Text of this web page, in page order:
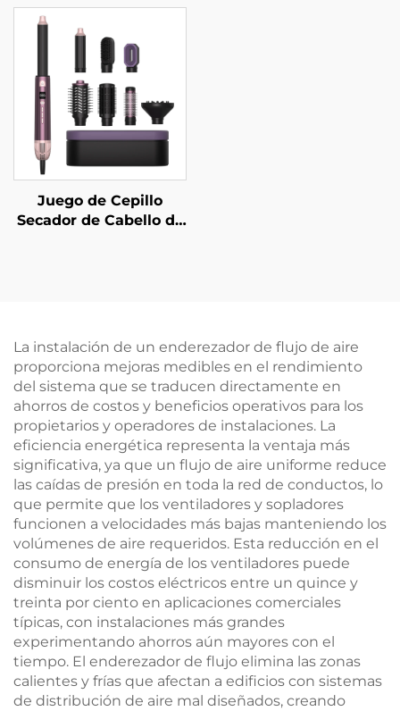
cerámica, ondulador,
herramientas de
peinado, rizadores de
cabello, estilizador
eléctrico para rizar
Juego de Cepillo
Secador de Cabello de
un Solo Paso
La instalación de un enderezador de flujo de aire
proporciona mejoras medibles en el rendimiento
del sistema que se traducen directamente en
ahorros de costos y beneficios operativos para los
propietarios y operadores de instalaciones. La
eficiencia energética representa la ventaja más
significativa, ya que un flujo de aire uniforme reduce
las caídas de presión en toda la red de conductos, lo
que permite que los ventiladores y sopladores
funcionen a velocidades más bajas manteniendo los
volúmenes de aire requeridos. Esta reducción en el
consumo de energía de los ventiladores puede
disminuir los costos eléctricos entre un quince y
treinta por ciento en aplicaciones comerciales
típicas, con instalaciones más grandes
experimentando ahorros aún mayores con el
tiempo. El enderezador de flujo elimina las zonas
calientes y frías que afectan a edificios con sistemas
de distribución de aire mal diseñados, creando